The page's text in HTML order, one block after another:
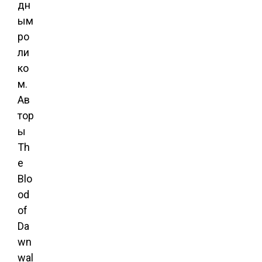
дн
ым
ро
ли
ко
м.
Ав
тор
ы
Th
e
Blo
od
of
Da
wn
wal